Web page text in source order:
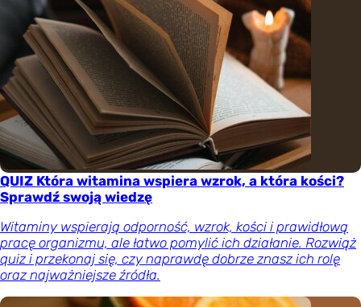
QUIZ Która witamina wspiera wzrok, a która kości?
Sprawdź swoją wiedzę
Witaminy wspierają odporność, wzrok, kości i prawidłową
pracę organizmu, ale łatwo pomylić ich działanie. Rozwiąż
quiz i przekonaj się, czy naprawdę dobrze znasz ich rolę
oraz najważniejsze źródła.